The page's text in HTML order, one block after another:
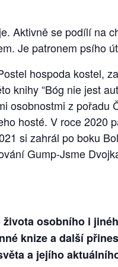
Aktivně se podílí na
Je patronem psího
hospoda kostel,
knihy “Bóg nie jest
osobnostmi z pořadu
hosté. V roce 2020
si zahrál po boku
Gump-Jsme
života osobního i jiné
knize a další
a jejího